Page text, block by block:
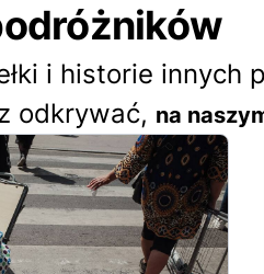
i historie innych
odkrywać, na